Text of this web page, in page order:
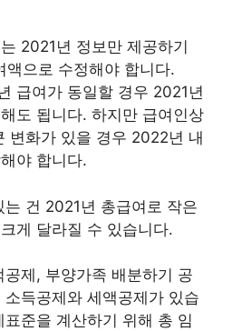
2021년 정보만 제공하기
으로 수정해야 합니다.
급여가 동일할 경우 2021년
도 됩니다. 하지만 급여인상
변화가 있을 경우 2022년 내
야 합니다.
건 2021년 총급여로 작은
게 달라질 수 있습니다.
제, 부양가족 배분하기 공
득공제와 세액공제가 있습
준을 계산하기 위해 총 임